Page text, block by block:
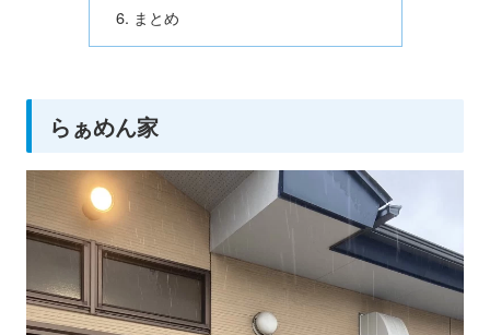
まとめ
らぁめん家